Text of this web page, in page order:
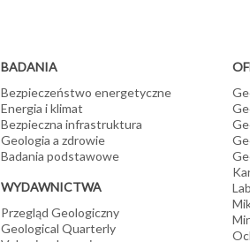
BADANIA
Bezpieczeństwo energetyczne
Energia i klimat
Bezpieczna infrastruktura
Geologia a zdrowie
Badania podstawowe
WYDAWNICTWA
Przegląd Geologiczny
Geological Quarterly